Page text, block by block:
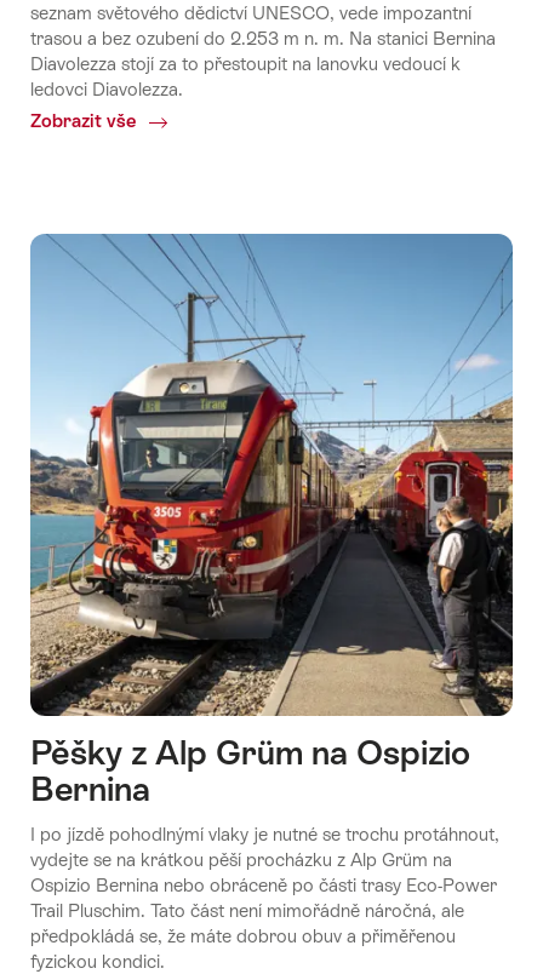
seznam světového dědictví UNESCO, vede impozantní
trasou a bez ozubení do 2.253 m n. m. Na stanici Bernina
Diavolezza stojí za to přestoupit na lanovku vedoucí k
ledovci Diavolezza.
Zobrazit vše
Common.Of
Pěšky z Alp Grüm na Ospizio
Bernina
I po jízdě pohodlnýmí vlaky je nutné se trochu protáhnout,
vydejte se na krátkou pěší procházku z Alp Grüm na
Ospizio Bernina nebo obráceně po části trasy Eco-Power
Trail Pluschim. Tato část není mimořádně náročná, ale
předpokládá se, že máte dobrou obuv a přiměřenou
fyzickou kondici.